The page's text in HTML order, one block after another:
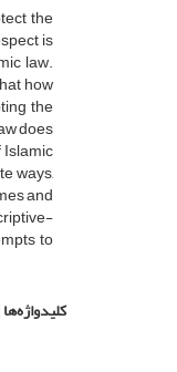
the
is
law.
how
the
does
ways,
and
to
کلیدواژه‌ها